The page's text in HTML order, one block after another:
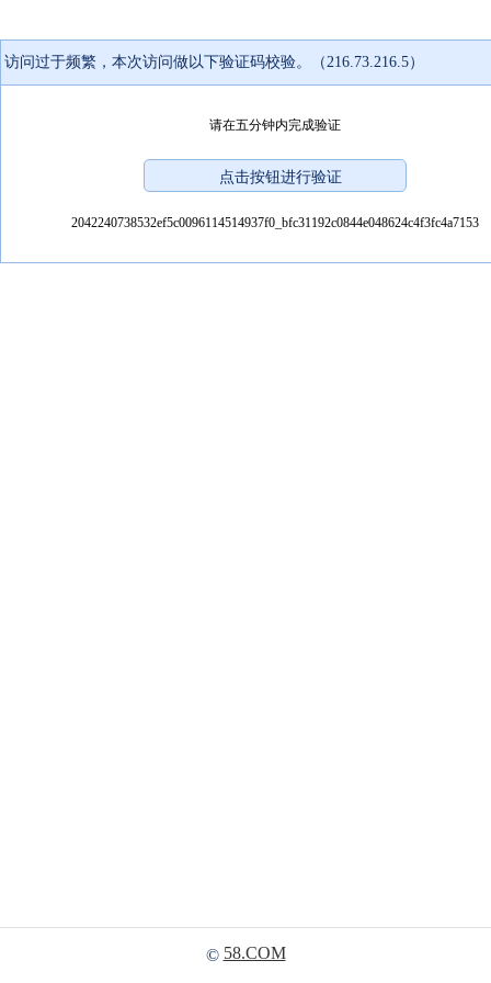
访问过于频繁，本次访问做以下验证码校验。（216.73.216.5）
请在五分钟内完成验证
2042240738532ef5c0096114514937f0_bfc31192c0844e048624c4f3fc4a7153
© 58.COM